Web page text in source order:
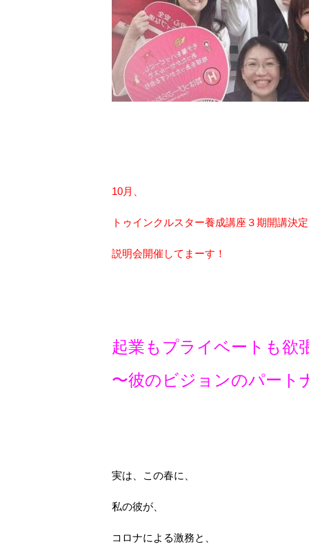
10月、
トゥインクルスター養成講座３期開講決
説明会開催してまーす！
起業もプライベートも欲
〜彼のビジョンのパート
実は、この春に、
私の彼が、
コロナによる激務と、